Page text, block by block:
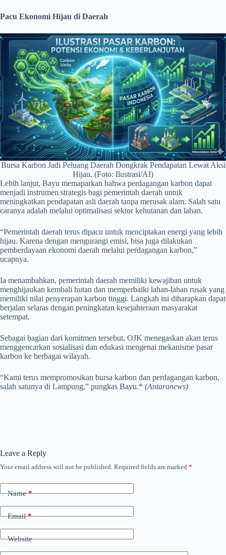
Pacu Ekonomi Hijau di Daerah
Bursa Karbon Jadi Peluang Daerah Dongkrak Pendapatan Lewat Aksi
Hijau. (Foto: Ilustrasi/AI)
Lebih lanjut, Bayu memaparkan bahwa perdagangan karbon dapat
menjadi instrumen strategis bagi pemerintah daerah untuk
meningkatkan pendapatan asli daerah tanpa merusak alam. Salah satu
caranya adalah melalui optimalisasi sektor kehutanan dan lahan.
“Pemerintah daerah terus dipacu untuk menciptakan energi yang lebih
hijau. Karena dengan mengurangi emisi, bisa juga dilakukan
pemberdayaan ekonomi daerah melalui perdagangan karbon,”
ucapnya.
Ia menambahkan, pemerintah daerah memiliki kewajiban untuk
menghijaukan kembali hutan dan memperbaiki lahan-lahan rusak yang
memiliki nilai penyerapan karbon tinggi. Langkah ini diharapkan dapat
berjalan selaras dengan peningkatan kesejahteraan masyarakat
setempat.
Sebagai bagian dari komitmen tersebut, OJK menegaskan akan terus
menggencarkan sosialisasi dan edukasi mengenai mekanisme pasar
karbon ke berbagai wilayah.
“Kami terus mempromosikan bursa karbon dan perdagangan karbon,
salah satunya di Lampung,” pungkas Bayu.* (Antaranews)
Leave a Reply
Your email address will not be published. Required fields are marked *
Name*
Email*
Website